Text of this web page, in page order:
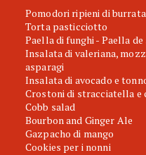
Pomodori ripieni di burrata
Torta pasticciotto
Paella di funghi - Paella de
Insalata di valeriana,
asparagi
Insalata di avocado e
Crostoni di stracciatella e
Cobb salad
Bourbon and Ginger Ale
Gazpacho di mango
Cookies per i nonni